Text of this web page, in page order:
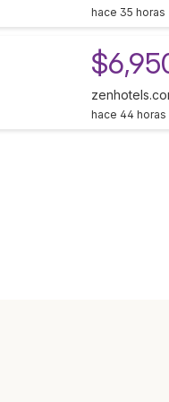
hace 35 horas
hace 44 horas